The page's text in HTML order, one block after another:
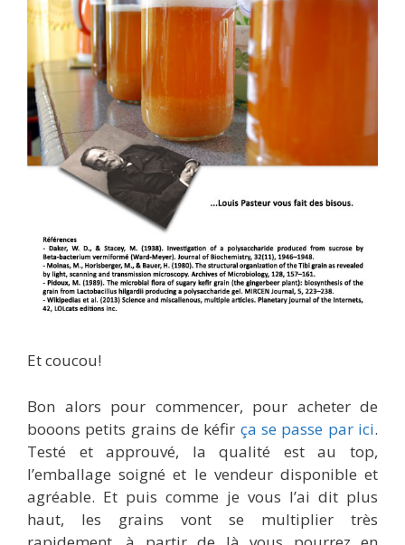
Et coucou!
Bon alors pour commencer, pour acheter de
booons petits grains de kéfir ça se passe par ici.
Testé et approuvé, la qualité est au top,
l’emballage soigné et le vendeur disponible et
agréable. Et puis comme je vous l’ai dit plus
haut, les grains vont se multiplier très